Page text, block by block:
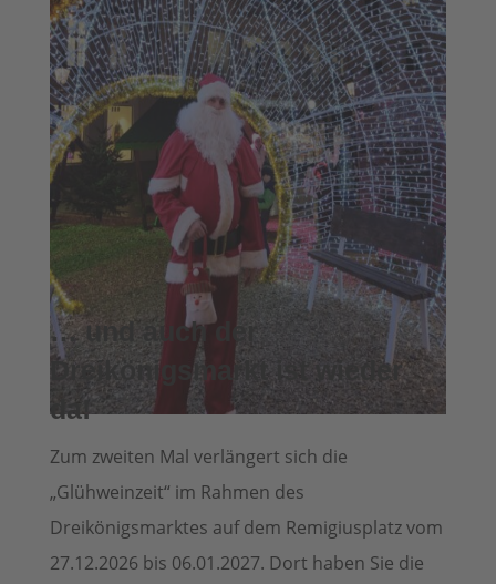
… und auch der
Dreikönigsmarkt ist wieder
da!
Zum zweiten Mal verlängert sich die
„Glühweinzeit“ im Rahmen des
Dreikönigsmarktes auf dem Remigiusplatz vom
27.12.2026 bis 06.01.2027. Dort haben Sie die